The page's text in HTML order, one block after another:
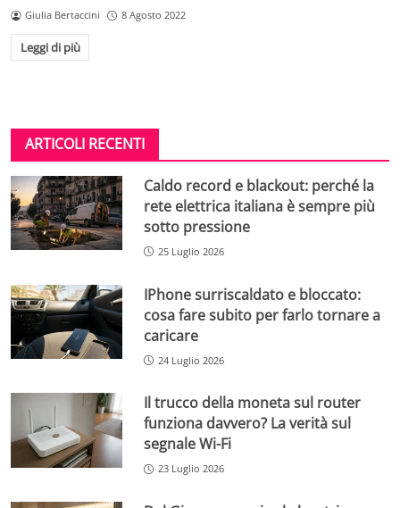
Giulia Bertaccini 8 Agosto 2022
Leggi di più
ARTICOLI RECENTI
Caldo record e blackout: perché la
rete elettrica italiana è sempre più
sotto pressione
25 Luglio 2026
IPhone surriscaldato e bloccato:
cosa fare subito per farlo tornare a
caricare
24 Luglio 2026
Il trucco della moneta sul router
funziona davvero? La verità sul
segnale Wi-Fi
23 Luglio 2026